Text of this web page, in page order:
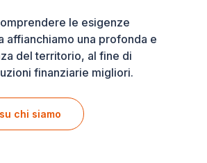
le esigenze
affianchiamo una profonda e
del territorio, al fine di
finanziarie migliori.
chi siamo